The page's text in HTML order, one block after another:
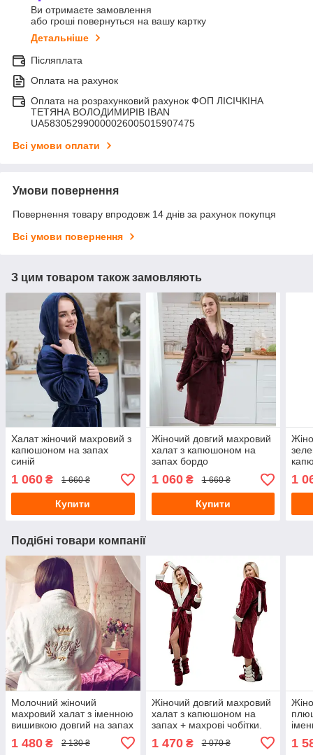
Ви отримаєте замовлення
або гроші повернуться на вашу картку
Детальніше
Післяплата
Оплата на рахунок
Оплата на розрахунковий рахунок ФОП ЛІСІЧКІНА
ТЕТЯНА ВОЛОДИМИРІВ IBAN
UA583052990000026005015907475
Всі умови оплати
Умови повернення
Повернення товару впродовж 14 днів за рахунок покупця
Всі умови повернення
З цим товаром також замовляють
Халат жіночий махровий з
капюшоном на запах
синій
1 060 ₴ 1 660 ₴
Купити
Жіночий довгий махровий
халат з капюшоном на
запах бордо
1 060₴ 1 660 ₴
Купити
1
Подібні товари компанії
Молочний жіночий
махровий халат з іменною
вишивкою довгий на запах
1 480 ₴ 2 130 ₴
Жіночий довгий махровий
халат з капюшоном на
запах + махрові чобітки.
Колір бордо та молочний
1 470₴ 2 070 ₴ 1